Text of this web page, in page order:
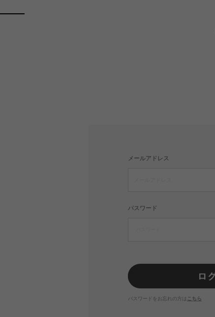
メールアドレス
パスワード
パスワードをお忘れの方は こちら